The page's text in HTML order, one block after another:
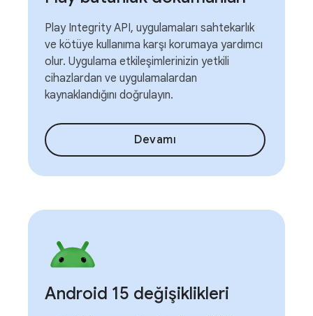
Play Integrity API, uygulamaları sahtekarlık
ve kötüye kullanıma karşı korumaya yardımcı
olur. Uygulama etkileşimlerinizin yetkili
cihazlardan ve uygulamalardan
kaynaklandığını doğrulayın.
Devamı
Android 15 değişiklikleri